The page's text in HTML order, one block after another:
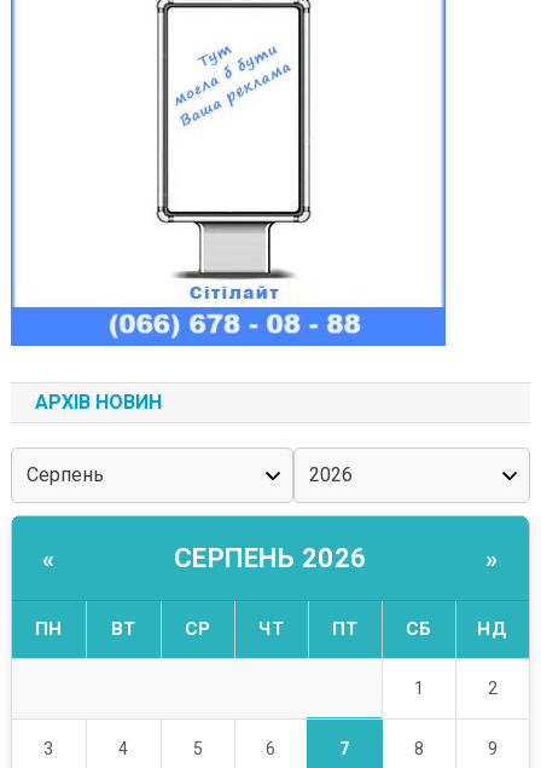
АРХІВ НОВИН
« СЕРПЕНЬ 2026 »
ПН ВТ СР ЧТ ПТ СБ НД
1 2
3 4 5 6 7 8 9